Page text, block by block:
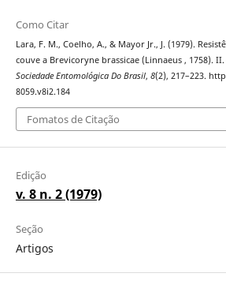
Como Citar
Lara, F. M., Coelho, A., & Mayor Jr., J. (1979).
couve a Brevicoryne brassicae (Linnaeus , 1758).
Sociedade Entomológica Do Brasil, 8(2), 217–223.
8059.v8i2.184
Fomatos de Citação
Edição
v. 8 n. 2 (1979)
Seção
Artigos